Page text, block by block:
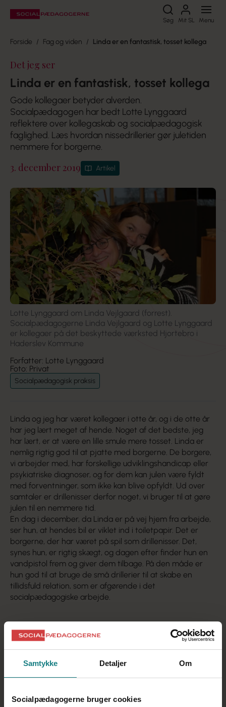
Samtykke Detaljer Om
Socialpædagogerne bruger cookies
Søg Mit SL Menu
Søg
Forside Fag og viden Linda er en fantastisk, tosset kollega
Det jeg ser
Linda er en fantastisk, tosset kollega
Gode kollegaer betyder alverden.
Socialpædagogen har bedt Lotte Lynggaard
reflektere over kollegaskab og socialpædagogisk
faglighed. Læs hvordan nissedrillerier gør juletiden
nemmere for borgerne.
3. december 2019 Artikel
Lotte Lynggaard om Linda Vejlgaard (forrest).
Socialpædagogerne Linda Vejlgaard og Lotte Lynggaard
er kollegaer på det beskyttede værksted Hjortebro i
Haderslev Kommune
Forfatter: Lotte Lynggaard
Foto: Privat
Socialpædagogisk praksis
Linda og jeg har været kollegaer i otte år, og i de otte år
har jeg lært meget af hende. Noget af det bedste, jeg
har lært, er at være en lille smule mere tosset. Linda er
nemlig rigtig god til at pjatte med borgerne. De borgere,
vi arbejder med, har forskellige udviklingshandicap eller
psykiatriske diagnoser, og for dem kan julen være fyldt
med forventninger, som ikke kan blive opfyldt. Ud over
samtaler er drillenisser derfor noget, vi bruger til at gøre
julen til en nemmere tid.
En dag i december, da Linda er på vej hjem fra arbejde,
ser hun, at hendes bil er viklet ind i toiletpapir. Det er
borgerne, der har været på spil som drillenisser. Det,
synes hun, er rigtig skægt, og dagen efter finder hun en
vandpistol frem og giver dem tilbage. På den måde er
hun god til at bruge de små drillerier til at skabe en
tillidsfuld relation, som er afgørende i det
socialpædagogiske arbejde.